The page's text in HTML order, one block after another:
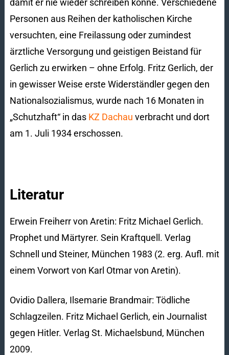
damit er nie wieder schreiben könne. Verschiedene
Personen aus Reihen der katholischen Kirche
versuchten, eine Freilassung oder zumindest
ärztliche Versorgung und geistigen Beistand für
Gerlich zu erwirken – ohne Erfolg. Fritz Gerlich, der
in gewisser Weise erste Widerständler gegen den
Nationalsozialismus, wurde nach 16 Monaten in
„Schutzhaft“ in das KZ Dachau verbracht und dort
am 1. Juli 1934 erschossen.
Literatur
Erwein Freiherr von Aretin: Fritz Michael Gerlich.
Prophet und Märtyrer. Sein Kraftquell. Verlag
Schnell und Steiner, München 1983 (2. erg. Aufl. mit
einem Vorwort von Karl Otmar von Aretin).
Ovidio Dallera, Ilsemarie Brandmair: Tödliche
Schlagzeilen. Fritz Michael Gerlich, ein Journalist
gegen Hitler. Verlag St. Michaelsbund, München
2009.